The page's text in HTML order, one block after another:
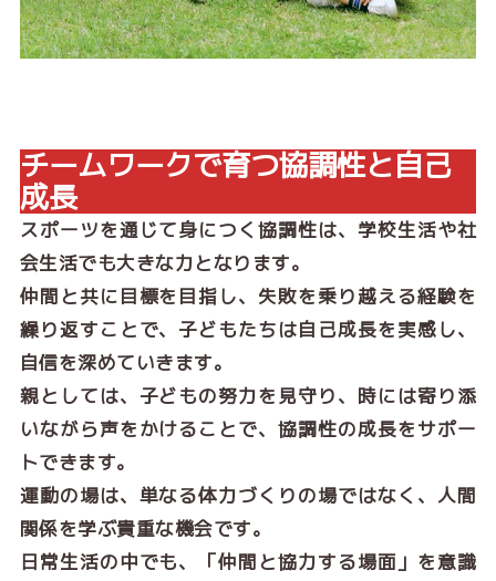
チームワークで育つ協調性と自己
成長
スポーツを通じて身につく協調性は、学校生活や社
会生活でも大きな力となります。
仲間と共に目標を目指し、失敗を乗り越える経験を
繰り返すことで、子どもたちは自己成長を実感し、
自信を深めていきます。
親としては、子どもの努力を見守り、時には寄り添
いながら声をかけることで、協調性の成長をサポー
トできます。
運動の場は、単なる体力づくりの場ではなく、人間
関係を学ぶ貴重な機会です。
日常生活の中でも、「仲間と協力する場面」を意識